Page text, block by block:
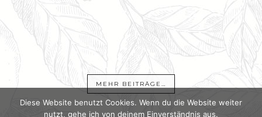
MEHR BEITRÄGE…
Diese Website benutzt Cookies. Wenn du die Website weiter
nutzt, gehe ich von deinem Einverständnis aus.